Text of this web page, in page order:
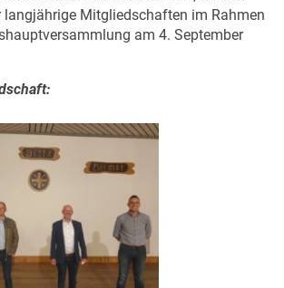
langjährige Mitgliedschaften im Rahmen
am 4. September